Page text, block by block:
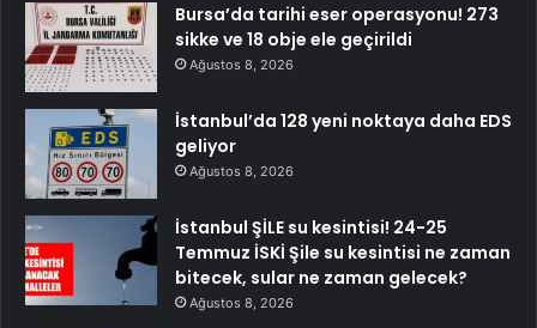
Bursa’da tarihi eser operasyonu! 273
sikke ve 18 obje ele geçirildi
Ağustos 8, 2026
İstanbul’da 128 yeni noktaya daha EDS
geliyor
Ağustos 8, 2026
İstanbul ŞİLE su kesintisi! 24-25
Temmuz İSKİ Şile su kesintisi ne zaman
bitecek, sular ne zaman gelecek?
Ağustos 8, 2026